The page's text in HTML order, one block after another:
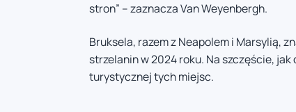
stron” – zaznacza Van Weyenbergh.
Bruksela, razem z Neapolem i Marsylią,
strzelanin w 2024 roku. Na szczęście,
turystycznej tych miejsc.